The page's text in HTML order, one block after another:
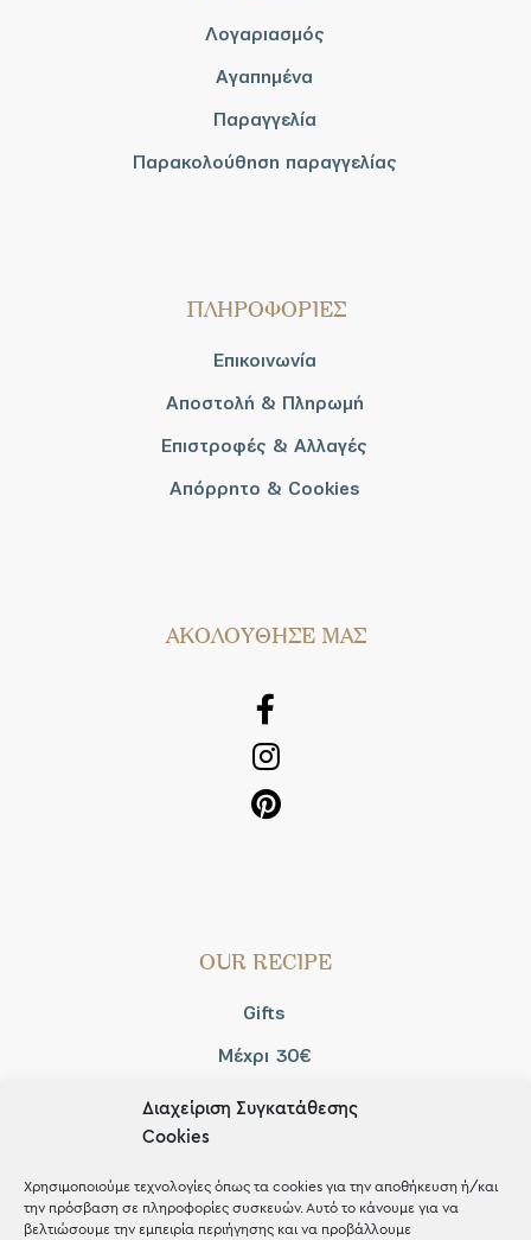
Διαχείριση Συγκατάθεσης
Cookies
Χρησιμοποιούμε τεχνολογίες όπως τα cookies για την αποθήκευση ή/και
την πρόσβαση σε πληροφορίες συσκευών. Αυτό το κάνουμε για να
βελτιώσουμε την εμπειρία περιήγησης και να προβάλλουμε
Λογαριασμός
Αγαπημένα
Παραγγελία
Παρακολούθηση παραγγελίας
ΠΛΗΡΟΦΟΡΙΕΣ
Επικοινωνία
Αποστολή & Πληρωμή
Επιστροφές & Αλλαγές
Απόρρητο & Cookies
AΚΟΛΟΥΘΗΣΕ ΜΑΣ
OUR RECIPE
Gifts
Μέχρι 30€
Blog
Shop the look